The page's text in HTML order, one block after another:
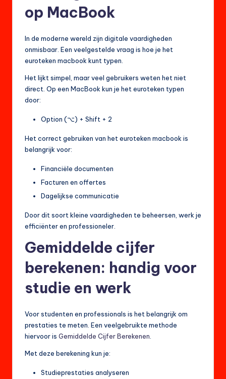
op MacBook
In de moderne wereld zijn digitale vaardigheden
onmisbaar. Een veelgestelde vraag is hoe je het
euroteken macbook kunt typen.
Het lijkt simpel, maar veel gebruikers weten het niet
direct. Op een MacBook kun je het euroteken typen
door:
Option (⌥) + Shift + 2
Het correct gebruiken van het euroteken macbook is
belangrijk voor:
Financiële documenten
Facturen en offertes
Dagelijkse communicatie
Door dit soort kleine vaardigheden te beheersen, werk je
efficiënter en professioneler.
Gemiddelde cijfer
berekenen: handig voor
studie en werk
Voor studenten en professionals is het belangrijk om
prestaties te meten. Een veelgebruikte methode
hiervoor is Gemiddelde Cijfer Berekenen
Met deze berekening kun je:
Studieprestaties analyseren